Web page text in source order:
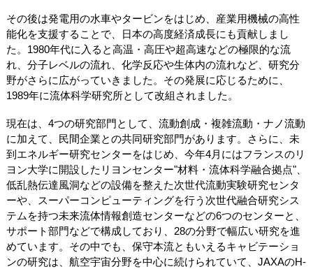
その後は発電用の水車やタービンをはじめ、産業用機械の高性
能化を支援することで、日本の高度経済成長にも貢献しまし
た。1980年代に入ると高温・高圧や超高速などの極限的な流
れ、分子レベルの流れ、化学反応や生体内の流れなど、研究分
野がさらに広がっていきました。その発展に応じるために、
1989年に流体科学研究所として改組されました。
現在は、4つの研究部門として、流動創成・複雑流動・ナノ流動
に加えて、民間企業との共同研究部門があります。さらに、未
到エネルギー研究センターをはじめ、今年4月にはフランスのリ
ヨン大学に開設したリヨンセンター"材料・流体科学融合拠点"、
低乱熱伝達風洞などの設備を整えた次世代流動実験研究センタ
ーや、スーパーコンピューティングを行う次世代融合研究シス
テムを持つ未来流体情報創造センターなどの6つのセンターと、
サポート部門などで構成しており、28の分野で幅広い研究を進
めています。その中でも、保守本流ともいえるキャビテーショ
ンの研究は、航空宇宙分野を中心に続けられていて、JAXAのH-